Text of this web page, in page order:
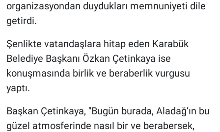
organizasyondan duydukları memnuniyeti dile
getirdi.
Şenlikte vatandaşlara hitap eden Karabük
Belediye Başkanı Özkan Çetinkaya ise
konuşmasında birlik ve beraberlik vurgusu
yaptı.
Başkan Çetinkaya, "Bugün burada, Aladağ’ın bu
güzel atmosferinde nasıl bir ve berabersek,